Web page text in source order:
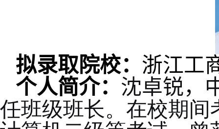
拟录取院校： 浙江工
个人简介： 沈卓锐，
任班级班长。 在校期间